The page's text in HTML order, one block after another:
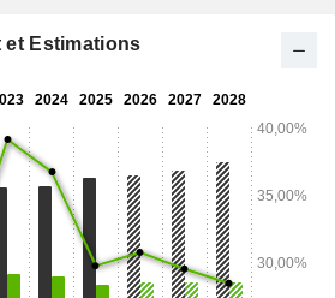
situés dans 25 États et dans le
et Estimations